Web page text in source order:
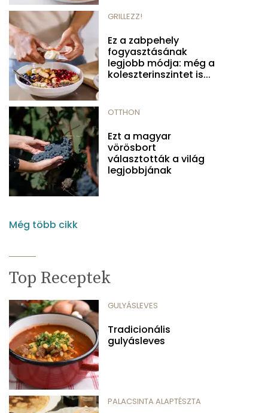
GRILLEZZ!
Ez a zabpehely
fogyasztásának
legjobb módja: még a
koleszterinszintet is...
OTTHON
Ezt a magyar
vörösbort
választották a világ
legjobbjának
Még több cikk
Top Receptek
GULYÁSLEVES
Tradicionális
gulyásleves
PALACSINTA ALAPTÉSZTA